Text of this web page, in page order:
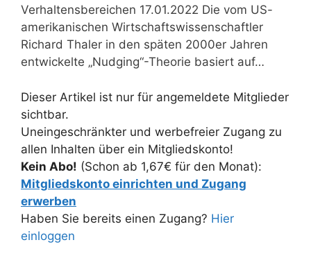
Verhaltensbereichen 17.01.2022 Die vom US-
amerikanischen Wirtschaftswissenschaftler
Richard Thaler in den späten 2000er Jahren
entwickelte „Nudging“-Theorie basiert auf…
Dieser Artikel ist nur für angemeldete Mitglieder
sichtbar.
Uneingeschränkter und werbefreier Zugang zu
allen Inhalten über ein Mitgliedskonto!
Kein Abo! (Schon ab 1,67€ für den Monat):
Mitgliedskonto einrichten und Zugang
erwerben
Haben Sie bereits einen Zugang? Hier
einloggen